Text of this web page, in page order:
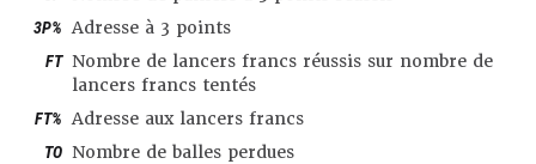
3P% Adresse à 3 points
FT Nombre de lancers francs réussis sur nombre de
lancers francs tentés
FT% Adresse aux lancers francs
TO Nombre de balles perdues